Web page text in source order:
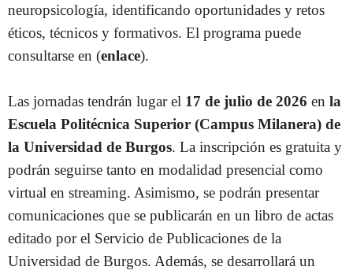
neuropsicología, identificando oportunidades y retos
éticos, técnicos y formativos. El programa puede
consultarse en (enlace).
Las jornadas tendrán lugar el 17 de julio de 2026 en la
Escuela Politécnica Superior (Campus Milanera) de
la Universidad de Burgos. La inscripción es gratuita y
podrán seguirse tanto en modalidad presencial como
virtual en streaming. Asimismo, se podrán presentar
comunicaciones que se publicarán en un libro de actas
editado por el Servicio de Publicaciones de la
Universidad de Burgos. Además, se desarrollará un